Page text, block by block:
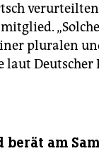
pluralen
laut Deutscher
am